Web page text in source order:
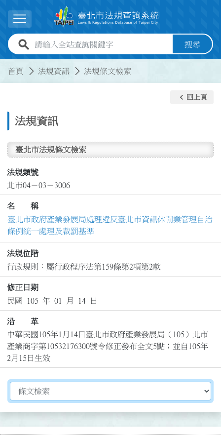
展開選單
全站查詢關鍵字欄位 搜尋
首頁 法規資訊 法規條文檢索
法規資訊
keyboard_arrow_left 回上頁
臺北市法規條文檢索
法規類號
北市04－03－3006
名 稱
臺北市政府產業發展局處理違反臺北市資訊休閒業管理自治
條例統一處理及裁罰基準
法規位階
行政規則：屬行政程序法第159條第2項第2款
修正日期
民國 105 年 01 月 14 日
沿 革
中華民國105年1月14日臺北市政府產業發展局（105）北市
產業商字第10532176300號令修正發布全文5點；並自105年
2月15日生效
切換選擇法規資訊內容